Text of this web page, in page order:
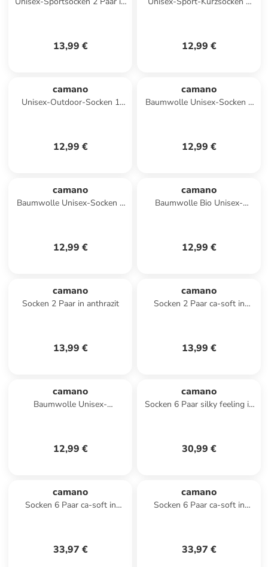
13,99 € 12,99 €
camano
Unisex-Outdoor-Socken 1
12,99 €
camano
Baumwolle Unisex-Socken 2
12,99 €
camano
Baumwolle Unisex-Socken 2
12,99 €
camano
Baumwolle Bio Unisex-
12,99 €
camano
Socken 2 Paar in anthrazit
13,99 €
camano
Socken 2 Paar ca-soft in
13,99 €
camano
Baumwolle Unisex-
12,99 €
camano
Socken 6 Paar silky feeling in
30,99 €
camano
Socken 6 Paar ca-soft in
33,97 €
camano
Socken 6 Paar ca-soft in
33,97 €